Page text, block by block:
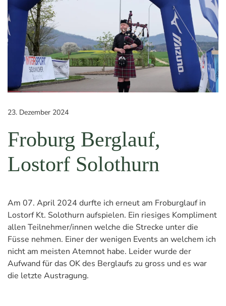
23. Dezember 2024
Froburg Berglauf,
Lostorf Solothurn
Am 07. April 2024 durfte ich erneut am Froburglauf in
Lostorf Kt. Solothurn aufspielen. Ein riesiges Kompliment
allen Teilnehmer/innen welche die Strecke unter die
Füsse nehmen. Einer der wenigen Events an welchem ich
nicht am meisten Atemnot habe. Leider wurde der
Aufwand für das OK des Berglaufs zu gross und es war
die letzte Austragung.